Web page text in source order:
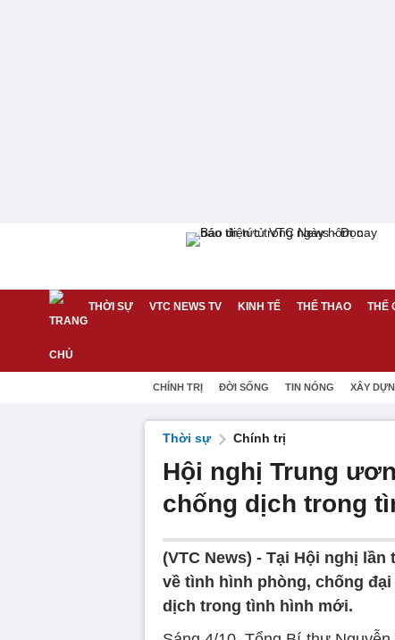
THỜI SỰ VTC NEWS TV KINH TẾ THỂ THAO THẾ
CHÍNH TRỊ ĐỜI SỐNG TIN NÓNG XÂY
Thời sự Chính trị
Hội nghị Trung
chống dịch trong
(VTC News) - Tại Hội nghị lần
về tình hình phòng, chống
dịch trong tình hình mới.